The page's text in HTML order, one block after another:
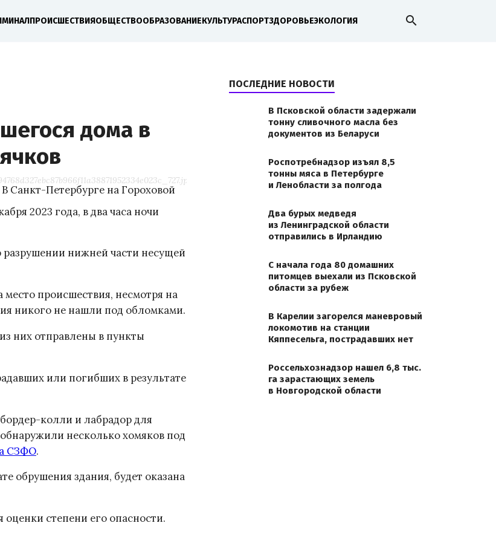
ПРОИСШЕСТВИЯОБЩЕСТВООБРАЗОВАНИЕКУЛЬТУРАСПОРТЗДОРОВЬЕЭКОЛОГИЯ search
дома в
portal
В Санкт-Петербурге на Гороховой
2023 года, в два часа ночи
разрушении нижней части несущей
происшествия, несмотря на
никого не нашли под обломками.
них отправлены в пункты
или погибших в результате
колли и лабрадор для
обнаружили несколько хомяков под
СЗФО.
обрушения здания, будет оказана
степени его опасности.
ПОСЛЕДНИЕ НОВОСТИ
В Псковской области задержали
тонну сливочного масла без
документов из Беларуси
Роспотребнадзор изъял 8,5
тонны мяса в Петербурге
и Ленобласти за полгода
Два бурых медведя
из Ленинградской области
отправились в Ирландию
С начала года 80 домашних
питомцев выехали из Псковской
области за рубеж
В Карелии загорелся маневровый
локомотив на станции
Кяппесельга, пострадавших нет
Россельхознадзор нашел 6,8 тыс.
га зарастающих земель
в Новгородской области